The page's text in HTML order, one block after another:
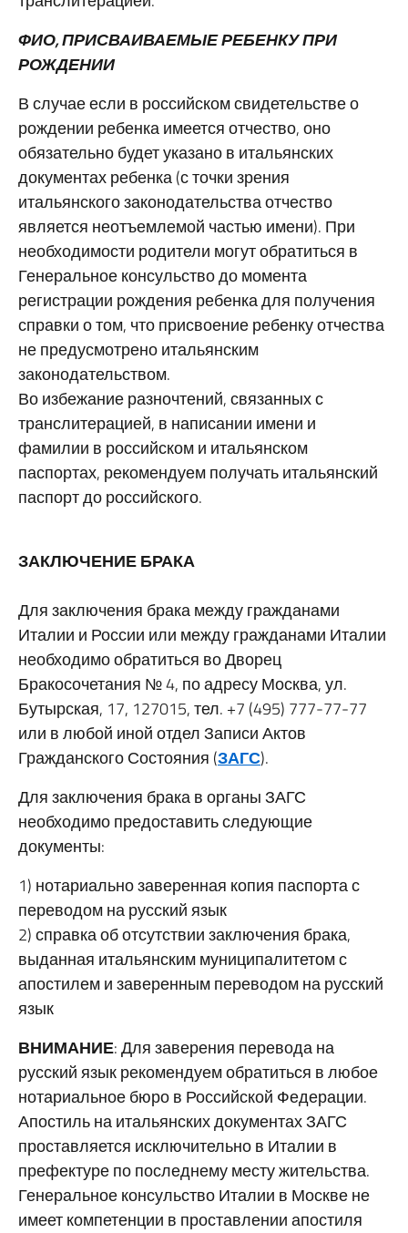
ФИО, ПРИСВАИВАЕМЫЕ РЕБЕНКУ ПРИ
РОЖДЕНИИ
В случае если в российском свидетельстве о
рождении ребенка имеется отчество, оно
обязательно будет указано в итальянских
документах ребенка (с точки зрения
итальянского законодательства отчество
является неотъемлемой частью имени). При
необходимости родители могут обратиться в
Генеральное консульство до момента
регистрации рождения ребенка для получения
справки о том, что присвоение ребенку отчества
не предусмотрено итальянским
законодательством.
Во избежание разночтений, связанных с
транслитерацией, в написании имени и
фамилии в российском и итальянском
паспортах, рекомендуем получать итальянский
паспорт до российского.
ЗАКЛЮЧЕНИЕ БРАКА
Для заключения брака между гражданами
Италии и России или между гражданами Италии
необходимо обратиться во Дворец
Бракосочетания № 4, по адресу Москва, ул.
Бутырская, 17, 127015, тел. +7 (495) 777-77-77
или в любой иной отдел Записи Актов
Гражданского Состояния (ЗАГС).
Для заключения брака в органы ЗАГС
необходимо предоставить следующие
документы:
1) нотариально заверенная копия паспорта с
переводом на русский язык
2) справка об отсутствии заключения брака,
выданная итальянским муниципалитетом с
апостилем и заверенным переводом на русский
язык
ВНИМАНИЕ: Для заверения перевода на
русский язык рекомендуем обратиться в любое
нотариальное бюро в Российской Федерации.
Апостиль на итальянских документах ЗАГС
проставляется исключительно в Италии в
префектуре по последнему месту жительства.
Генеральное консульство Италии в Москве не
имеет компетенции в проставлении апостиля